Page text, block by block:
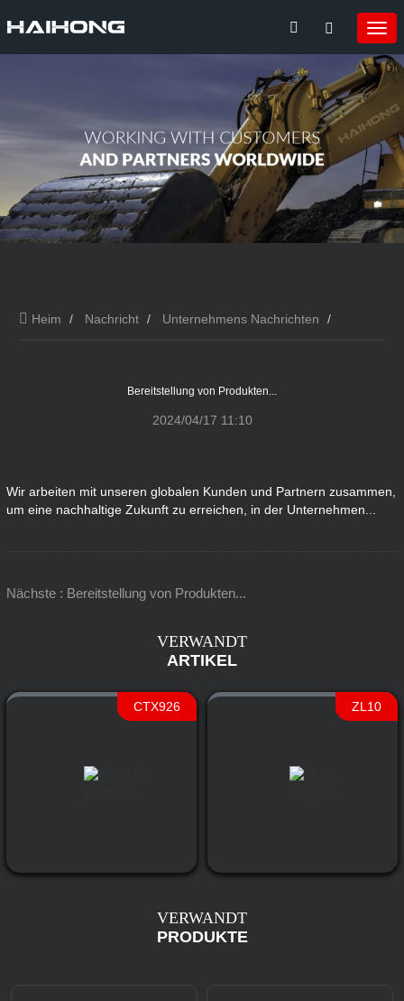
Heim Nachricht Unternehmens Nachrichten
Bereitstellung von Produkten...
2024/04/17 11:10
Wir arbeiten mit unseren globalen Kunden und Partnern zusammen,
um eine nachhaltige Zukunft zu erreichen, in der Unternehmen...
Nächste : Bereitstellung von Produkten...
VERWANDT
ARTIKEL
CTX926 ZL10
VERWANDT
PRODUKTE